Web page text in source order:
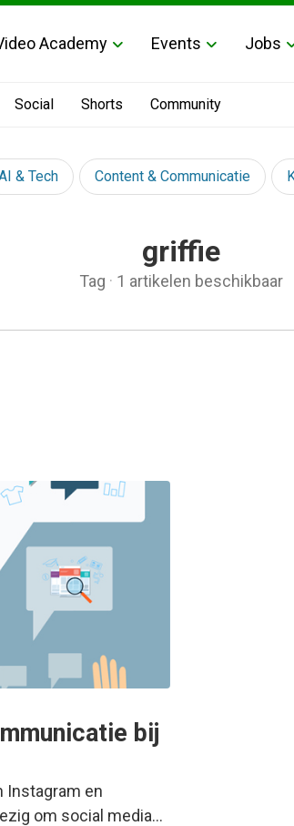
Academy Events Jobs
Social Shorts Community
& Tech Content & Communicatie
griffie
Tag · 1 artikelen beschikbaar
bij
Instagram en
om social media…